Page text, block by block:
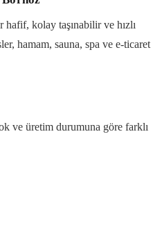
kolay taşınabilir ve hızlı
hamam, sauna, spa ve e-ticaret
ve üretim durumuna göre farklı